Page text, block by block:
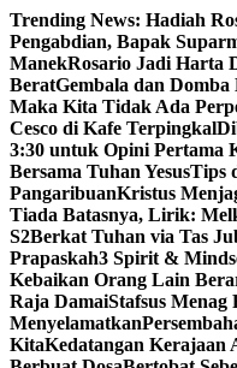
Skip
to
content
Trending News: Hadiah
Pengabdian, Bapak
ManekRosario Jadi Harta
BeratGembala dan Domba
Maka Kita Tidak Ada
Cesco di Kafe Terpingkal
3:30 untuk Opini Pertama
Bersama Tuhan YesusTips
PangaribuanKristus
Tiada Batasnya, Lirik:
S2Berkat Tuhan via Tas
Prapaskah3 Spirit &
Kebaikan Orang Lain
Raja DamaiStafsus
Menyelamatkan
KitaKedatangan Kerajaan